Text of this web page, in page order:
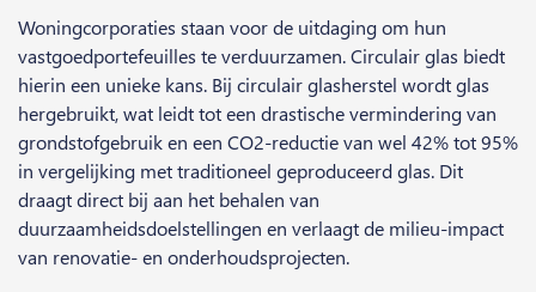
Woningcorporaties staan voor de uitdaging om hun
vastgoedportefeuilles te verduurzamen. Circulair glas biedt
hierin een unieke kans. Bij circulair glasherstel wordt glas
hergebruikt, wat leidt tot een drastische vermindering van
grondstofgebruik en een CO2-reductie van wel 42% tot 95%
in vergelijking met traditioneel geproduceerd glas. Dit
draagt direct bij aan het behalen van
duurzaamheidsdoelstellingen en verlaagt de milieu-impact
van renovatie- en onderhoudsprojecten.